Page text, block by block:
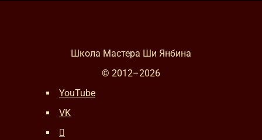
Школа Мастера Ши Янбина
© 2012–2026
YouTube
VK